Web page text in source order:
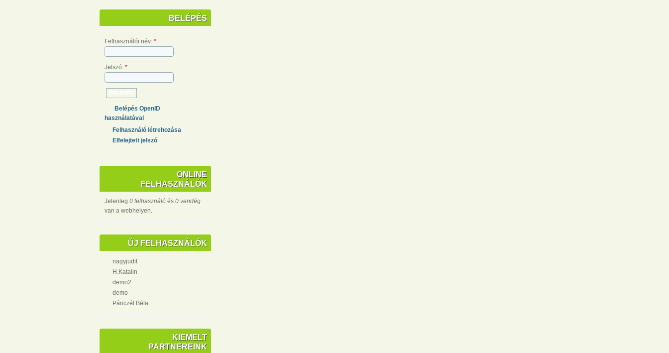
BELÉPÉS
Felhasználói név: *
Jelszó: *
Belépés OpenID
használatával
Felhasználó létrehozása
Elfelejtett jelszó
ONLINE
FELHASZNÁLÓK
Jelenleg 0 felhasználó és 0 vendég
van a webhelyen.
ÚJ FELHASZNÁLÓK
nagyjudit
H.Katalin
demo2
demo
Pánczél Béla
KIEMELT
PARTNEREINK